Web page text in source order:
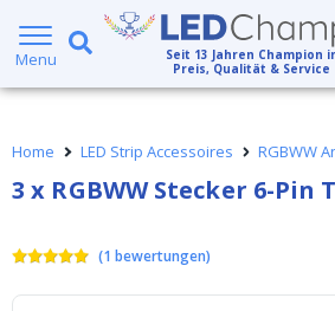
Menu Seit 13 Jahren Champion
Preis, Qualität & Service
Heute bestellt, am selben
Home LED Strip Accessoires RGBWW
3 x RGBWW Stecker 6-Pin
(1 bewertungen)